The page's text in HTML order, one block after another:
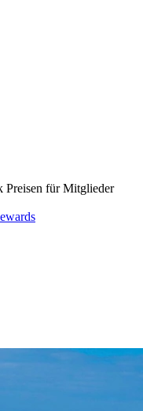
Preisen für Mitglieder